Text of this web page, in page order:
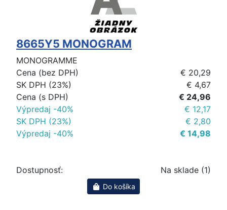
8665Y5 MONOGRAM
MONOGRAMME
Cena (bez DPH)
€ 20,29
SK DPH (23%)
€ 4,67
Cena (s DPH)
€ 24,96
Výpredaj -40%
€ 12,17
SK DPH (23%)
€ 2,80
Výpredaj -40%
€ 14,98
Dostupnosť: Na sklade (1)
Do košíka